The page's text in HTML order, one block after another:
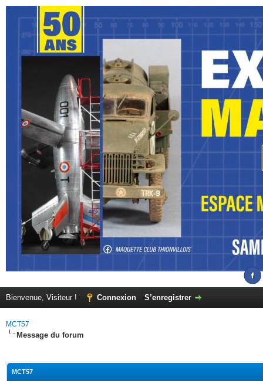
Bienvenue, Visiteur ! Connexion S’enregistrer
MCT57
Message du forum
MCT57